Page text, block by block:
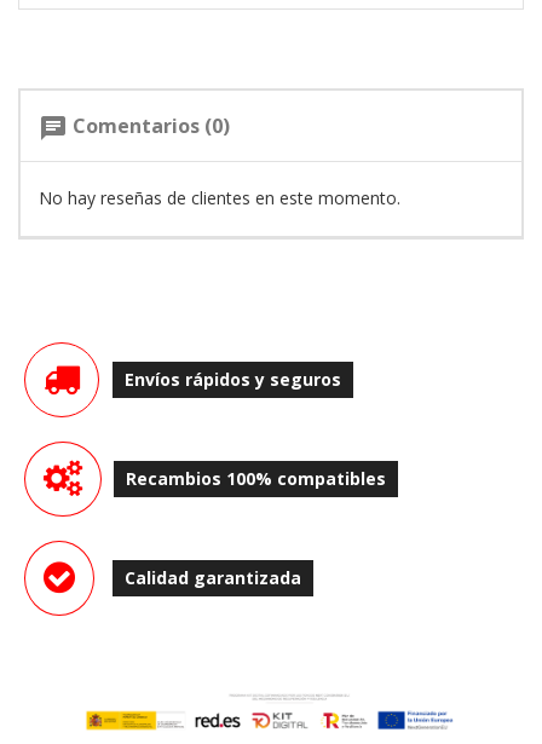
chat Comentarios (0)
No hay reseñas de clientes en este momento.
Envíos rápidos y seguros
Recambios 100% compatibles
Calidad garantizada